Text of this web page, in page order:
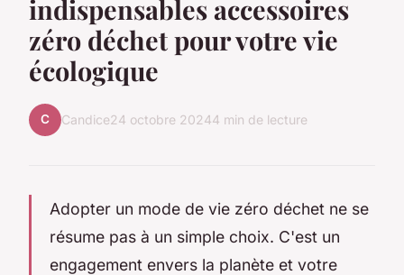
indispensables accessoires
zéro déchet pour votre vie
écologique
C Candice24 octobre 20244 min de lecture
Adopter un mode de vie zéro déchet ne se
résume pas à un simple choix. C'est un
engagement envers la planète et votre